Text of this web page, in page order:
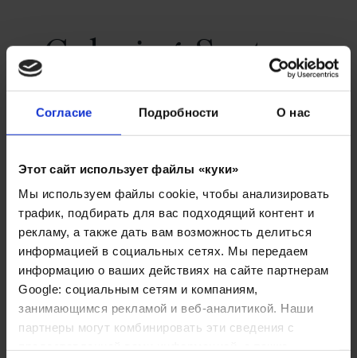
Согласие Подробности О нас
Этот сайт использует файлы «куки»
Мы используем файлы cookie, чтобы анализировать
трафик, подбирать для вас подходящий контент и
рекламу, а также дать вам возможность делиться
информацией в социальных сетях. Мы передаем
информацию о ваших действиях на сайте партнерам
Google: социальным сетям и компаниям,
занимающимся рекламой и веб-аналитикой. Наши
партнеры могут комбинировать эти сведения с
Coloring System
Новая система окрашивания тон в тон без
аммиака. Краситель имеет нежную
цвета, ослепительный блеск и предельно
стойкий результат окрашивания. Все оттенки
поделены на 16 цветовых серий, включая две
специальные серии: Brilliant Camo и Grey Camo.
Для смешивания предусмотрены два
активатора: Coloring Mix 6 vol. и Mix 16 vol.
Объем – 100 мл